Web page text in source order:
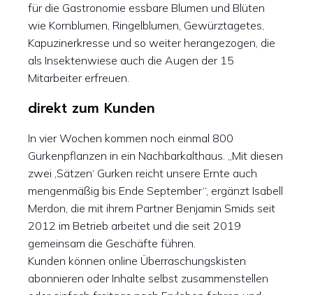
für die Gastronomie essbare Blumen und Blüten
wie Kornblumen, Ringelblumen, Gewürztagetes,
Kapuzinerkresse und so weiter herangezogen, die
als Insektenwiese auch die Augen der 15
Mitarbeiter erfreuen.
direkt zum Kunden
In vier Wochen kommen noch einmal 800
Gurkenpflanzen in ein Nachbarkalthaus. „Mit diesen
zwei ‚Sätzen‘ Gurken reicht unsere Ernte auch
mengenmäßig bis Ende September“, ergänzt Isabell
Merdon, die mit ihrem Partner Benjamin Smids seit
2012 im Betrieb arbeitet und die seit 2019
gemeinsam die Geschäfte führen.
Kunden können online Überraschungskisten
abonnieren oder Inhalte selbst zusammenstellen